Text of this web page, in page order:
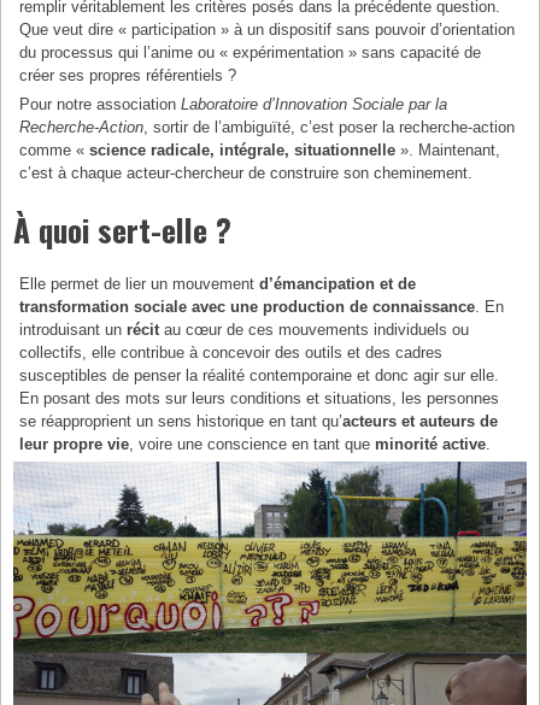
remplir véritablement les critères posés dans la précédente question.
Que veut dire « participation » à un dispositif sans pouvoir d’orientation
du processus qui l’anime ou « expérimentation » sans capacité de
créer ses propres référentiels ?
Pour notre associationLaboratoire d’Innovation Sociale par la
Recherche-Action, sortir de l’ambiguïté, c’est poser la recherche-action
comme «science radicale, intégrale, situationnelle ». Maintenant,
c’est à chaque acteur-chercheur de construire son cheminement.
À quoi sert-elle ?
Elle permet de lier un mouvementd’émancipation et de
transformation sociale avec une production de connaissance . En
introduisant un récit au cœur de ces mouvements individuels ou
collectifs, elle contribue à concevoir des outils et des cadres
susceptibles de penser la réalité contemporaine et donc agir sur elle.
En posant des mots sur leurs conditions et situations, les personnes
se réapproprient un sens historique en tant qu’acteurs et auteurs de
leur propre vie , voire une conscience en tant que minorité active